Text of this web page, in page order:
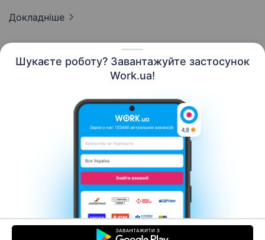
Шукаєте роботу? Завантажуйте застосунок
Work.ua!
Докладніше
Контакти Про нас
Кар’єра
Допомога Умови використання